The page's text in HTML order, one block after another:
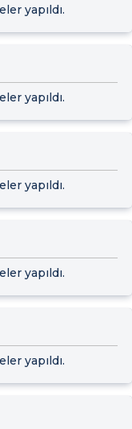
yapıldı.
yapıldı.
yapıldı.
yapıldı.
yapıldı.